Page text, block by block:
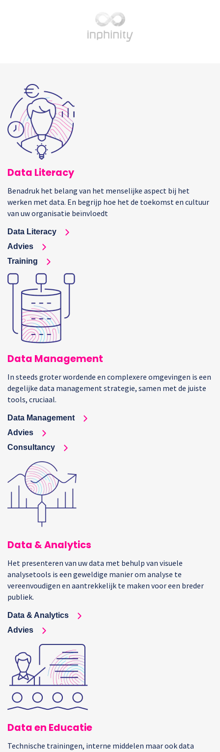
Data Literacy
Benadruk het belang van het menselijke aspect bij het
werken met data. En begrijp hoe het de toekomst en cultuur
van uw organisatie beïnvloedt
Data Literacy
Advies
Training
Data Management
In steeds groter wordende en complexere omgevingen is een
degelijke data management strategie, samen met de juiste
tools, cruciaal.
Data Management
Advies
Consultancy
Data & Analytics
Het presenteren van uw data met behulp van visuele
analysetools is een geweldige manier om analyse te
vereenvoudigen en aantrekkelijk te maken voor een breder
publiek.
Data & Analytics
Advies
Data en Educatie
Technische trainingen, interne middelen maar ook data